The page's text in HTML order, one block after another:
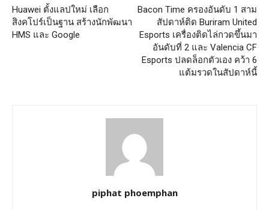
Huawei ตั้งแลปใหม่ เลือก
สิงคโปร์เป็นฐาน สร้างนักพัฒนา
HMS และ Google
Bacon Time ครองอันดับ 1 สาม
สัปดาห์ติด Buriram United
Esports เครื่องติดไล่กวดขึ้นมา
อันดับที่ 2 และ Valencia CF
Esports ปลดล็อกตัวเอง คว้า 6
แต้มรวดในสัปดาห์นี้
piphat phoemphan